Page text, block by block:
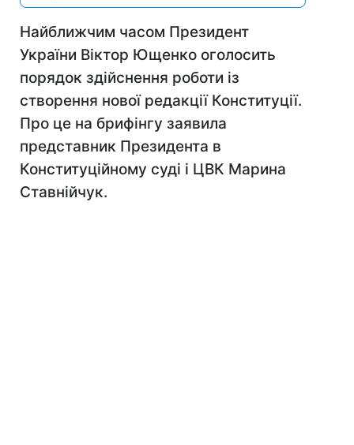
Найближчим часом Президент
України Віктор Ющенко оголосить
порядок здійснення роботи із
створення нової редакції Конституції.
Про це на брифінгу заявила
представник Президента в
Конституційному суді і ЦВК Марина
Ставнійчук.